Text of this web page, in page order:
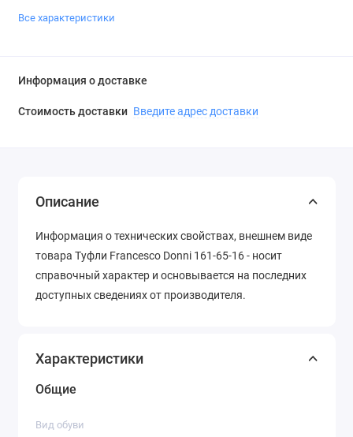
Все характеристики
Информация о доставке
Стоимость доставки Введите адрес доставки
Описание
Информация о технических свойствах, внешнем виде
товара Туфли Francesco Donni 161-65-16 - носит
справочный характер и основывается на последних
доступных сведениях от производителя.
Характеристики
Общие
Вид обуви